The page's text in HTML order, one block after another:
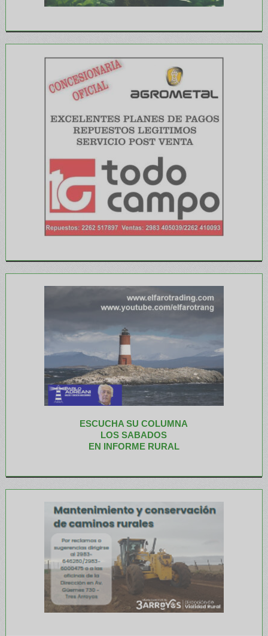
ESCUCHA SU COLUMNA
LOS SABADOS
EN INFORME RURAL